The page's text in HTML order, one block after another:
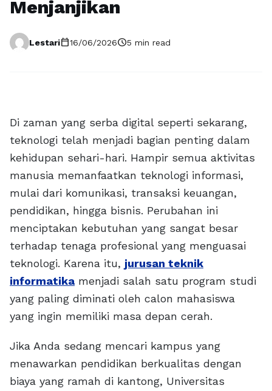
Menjanjikan
Lestaricalendar_today16/06/2026schedule5 min read
Di zaman yang serba digital seperti sekarang,
teknologi telah menjadi bagian penting dalam
kehidupan sehari-hari. Hampir semua aktivitas
manusia memanfaatkan teknologi informasi,
mulai dari komunikasi, transaksi keuangan,
pendidikan, hingga bisnis. Perubahan ini
menciptakan kebutuhan yang sangat besar
terhadap tenaga profesional yang menguasai
teknologi. Karena itu, jurusan teknik
informatika menjadi salah satu program studi
yang paling diminati oleh calon mahasiswa
yang ingin memiliki masa depan cerah.
Jika Anda sedang mencari kampus yang
menawarkan pendidikan berkualitas dengan
biaya yang ramah di kantong, Universitas